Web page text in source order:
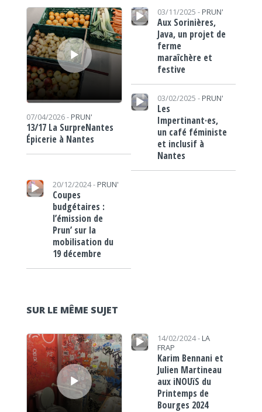
Lecteur audio
07/04/2026 - PRUN'
13/17 La SurpreNantes
Épicerie à Nantes
Lecteur audio 03/11/2025 - PRUN'
Aux Sorinières,
Java, un projet de
ferme
maraîchère et
festive
Lecteur audio
03/02/2025 - PRUN'
Les
Impertinant·es,
un café féministe
et inclusif à
Nantes
Lecteur audio
20/12/2024 - PRUN'
Coupes
budgétaires :
l’émission de
Prun’ sur la
mobilisation du
19 décembre
SUR LE MÊME SUJET
Lecteur audio
Lecteur audio 14/02/2024 - LA
FRAP
Karim Bennani et
Julien Martineau
aux iNOUïS du
Printemps de
Bourges 2024